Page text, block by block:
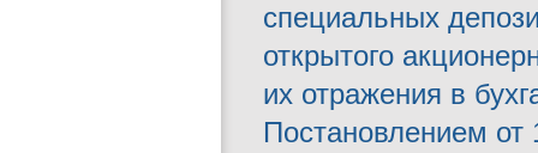
специальных
открытого
их отражения в
Постановлением